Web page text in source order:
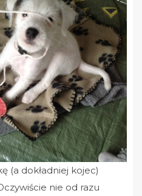
(a dokładniej kojec)
nie od razu